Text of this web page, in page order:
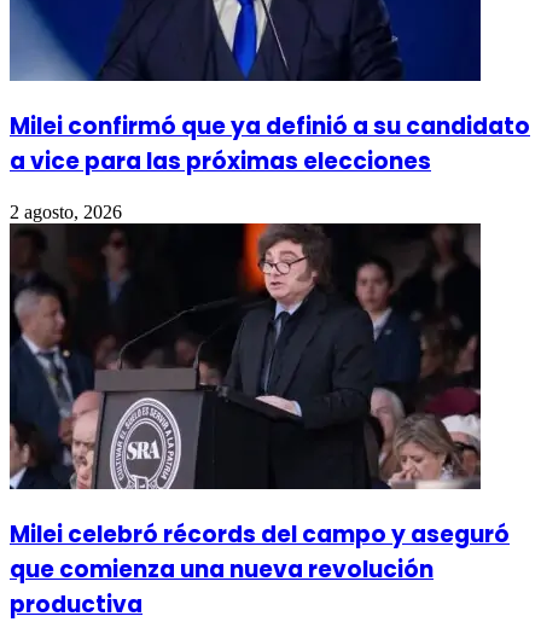
Milei confirmó que ya definió a su candidato
a vice para las próximas elecciones
2 agosto, 2026
Milei celebró récords del campo y aseguró
que comienza una nueva revolución
productiva